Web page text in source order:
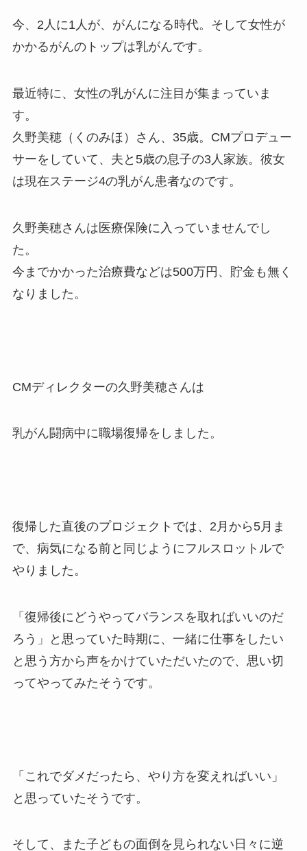
今、2人に1人が、がんになる時代。そして女性が
かかるがんのトップは乳がんです。
最近特に、女性の乳がんに注目が集まっていま
す。
久野美穂（くのみほ）さん、35歳。CMプロデュー
サーをしていて、夫と5歳の息子の3人家族。彼女
は現在ステージ4の乳がん患者なのです。
久野美穂さんは医療保険に入っていませんでし
た。
今までかかった治療費などは500万円、貯金も無く
なりました。
CMディレクターの久野美穂さんは
乳がん闘病中に職場復帰をしました。
復帰した直後のプロジェクトでは、2月から5月ま
で、病気になる前と同じようにフルスロットルで
やりました。
「復帰後にどうやってバランスを取ればいいのだ
ろう」と思っていた時期に、一緒に仕事をしたい
と思う方から声をかけていただいたので、思い切
ってやってみたそうです。
「これでダメだったら、やり方を変えればいい」
と思っていたそうです。
そして、また子どもの面倒を見られない日々に逆